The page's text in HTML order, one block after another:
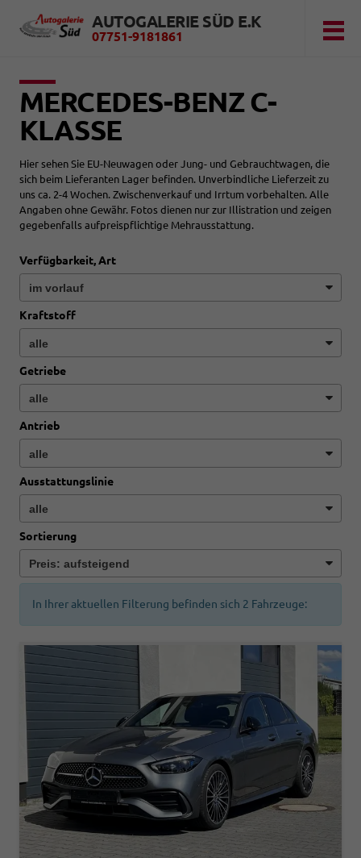
AUTOGALERIE SÜD E.K
07751-9181861
MERCEDES-BENZ C-
KLASSE
Hier sehen Sie EU-Neuwagen oder Jung- und Gebrauchtwagen, die
sich beim Lieferanten Lager befinden. Unverbindliche Lieferzeit zu
uns ca. 2-4 Wochen. Zwischenverkauf und Irrtum vorbehalten. Alle
Angaben ohne Gewähr. Fotos dienen nur zur Illistration und zeigen
gegebenfalls aufpreispflichtige Mehrausstattung.
Verfügbarkeit, Art
Kraftstoff
Getriebe
Antrieb
Ausstattungslinie
Sortierung
In Ihrer aktuellen Filterung befinden sich 2 Fahrzeuge: